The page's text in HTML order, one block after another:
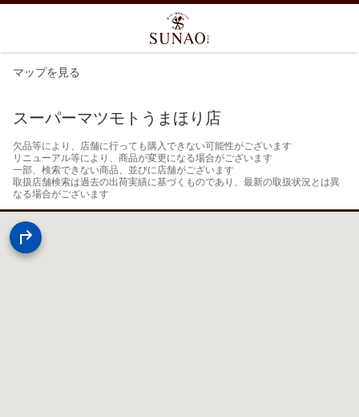
マップを見る
スーパーマツモトうまほり店
欠品等により、店舗に行っても購入できない可能性がございます
リニューアル等により、商品が変更になる場合がございます
一部、検索できない商品、並びに店舗がございます
取扱店舗検索は過去の出荷実績に基づくものであり、最新の取扱状況とは異
なる場合がございます